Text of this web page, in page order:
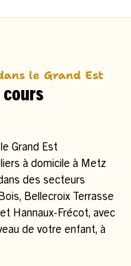
le Grand Est
à domicile à Metz
des secteurs
Bellecroix Terrasse
Hannaux-Frécot, avec
de votre enfant, à